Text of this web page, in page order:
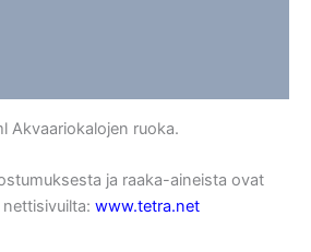
Akvaariokalojen ruoka.
ja raaka-aineista ovat
www.tetra.net